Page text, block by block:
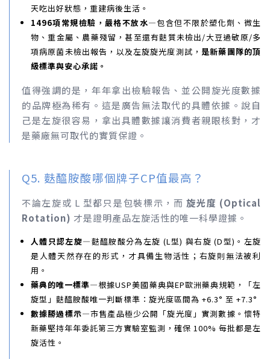
天吃出好狀態，重建病後生活。
1496項常規檢驗，嚴格不放水—包含但不限於塑化劑、微生
物、重金屬、農藥殘留，甚至還有麩質未檢出/大豆過敏原/多
項病原菌未檢出報告，以及左旋旋光度測試， 是新藥團隊的頂
級標準與安心承諾。
值得強調的是，年年拿出檢驗報告、並公開旋光度數據
的品牌極為稀有。這是廣告無法取代的具體依據。說自
己是左旋很容易，拿出具體數據讓消費者親眼核對，才
是藥廠無可取代的實質保證。
Q5. 麩醯胺酸哪個牌子CP值最高？
不論左旋或 L 型都只是包裝標示，而旋光度 (Optical
Rotation) 才是證明產品左旋活性的唯一科學證據。
人體只認左旋—麩醯胺酸分為左旋 (L型) 與右旋 (D型)。左旋
是人體天然存在的形式，才具備生物活性；右旋則無法被利
用。
藥典的唯一標準—根據USP美國藥典與EP歐洲藥典規範，「左
旋型」麩醯胺酸唯一判斷標準：旋光度區間為 +6.3° 至 +7.3°
數據勝過標示—市售產品極少公開「旋光度」實測數據。懷特
新藥堅持年年委託第三方實驗室監測，確保 100% 每批都是左
旋活性。